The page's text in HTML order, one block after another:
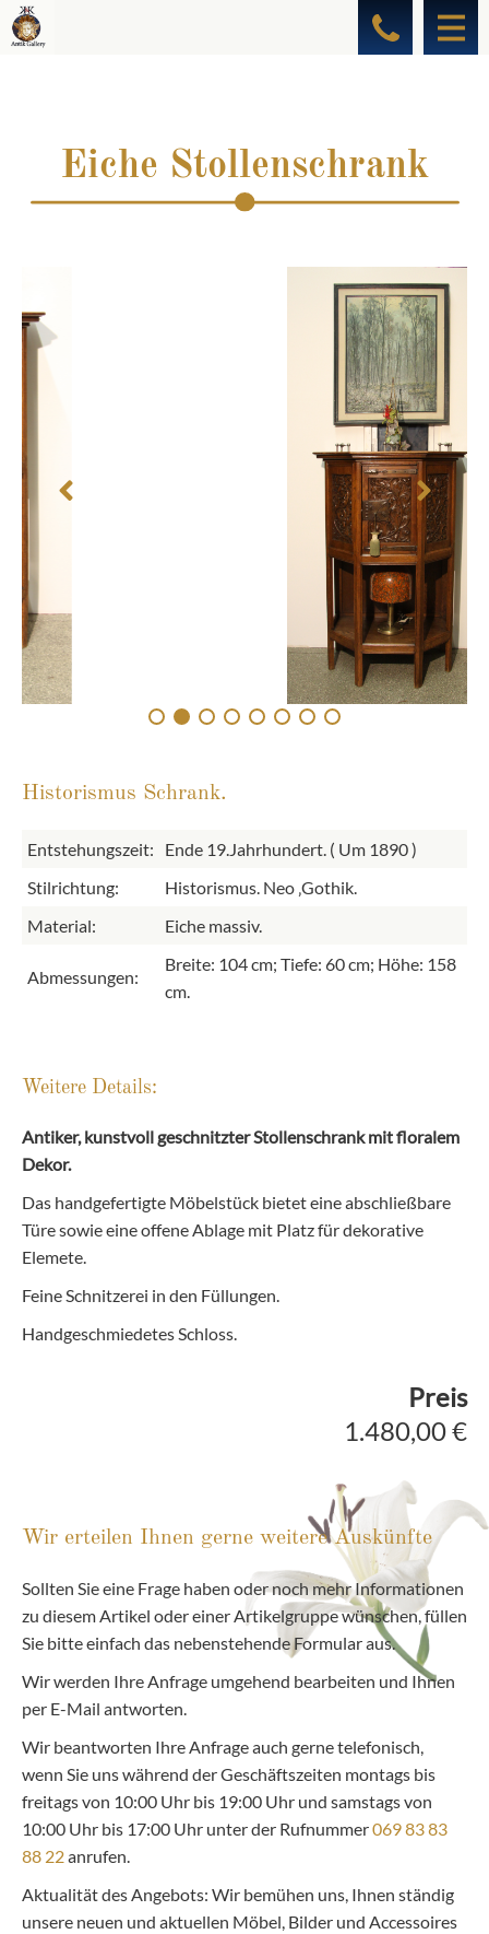
Eiche Stollenschrank
Historismus Schrank.
Entstehungszeit:
Ende 19.Jahrhundert. ( Um 1890 )
Stilrichtung:
Historismus. Neo ‚Gothik.
Material:
Eiche massiv.
Abmessungen:
Breite: 104 cm; Tiefe: 60 cm; Höhe: 158
cm.
Weitere Details:
Antiker, kunstvoll geschnitzter Stollenschrank mit floralem
Dekor.
Das handgefertigte Möbelstück bietet eine abschließbare
Türe sowie eine offene Ablage mit Platz für dekorative
Elemete.
Feine Schnitzerei in den Füllungen.
Handgeschmiedetes Schloss.
Preis
1.480,00 €
Wir erteilen Ihnen gerne weitere Auskünfte
Sollten Sie eine Frage haben oder noch mehr Informationen
zu diesem Artikel oder einer Artikelgruppe wünschen, füllen
Sie bitte einfach das nebenstehende Formular aus.
Wir werden Ihre Anfrage umgehend bearbeiten und Ihnen
per E-Mail antworten.
Wir beantworten Ihre Anfrage auch gerne telefonisch,
wenn Sie uns während der Geschäftszeiten montags bis
freitags von 10:00 Uhr bis 19:00 Uhr und samstags von
10:00 Uhr bis 17:00 Uhr unter der Rufnummer069 83 83
88 22anrufen.
Aktualität des Angebots: Wir bemühen uns, Ihnen ständig
unsere neuen und aktuellen Möbel, Bilder und Accessoires